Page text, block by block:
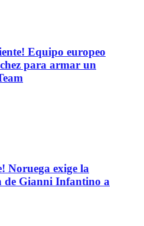
Equipo europeo
para armar un
Noruega exige la
de Gianni Infantino a